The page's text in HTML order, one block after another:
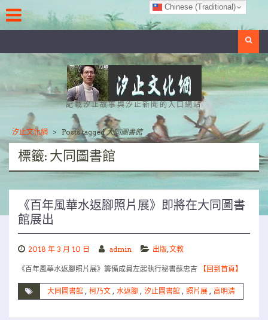
to
content
記載汐止故事與汐止新聞的入口網站
汐止文化網 > Posts tagged大同圖書館
標籤: 大同圖書館
《百年風華水返腳照片展》即將在大同圖書
館展出
2018 年 3 月 10 日 admin 出版,文教
《百年風華水返腳照片展》籌備成員左起執行秘書蘇忠吉 【回到首頁】
大同圖書館 , 柯乃文 , 水返腳 , 汐止圖書館 , 照片展 , 高明清
Chinese (Traditional)